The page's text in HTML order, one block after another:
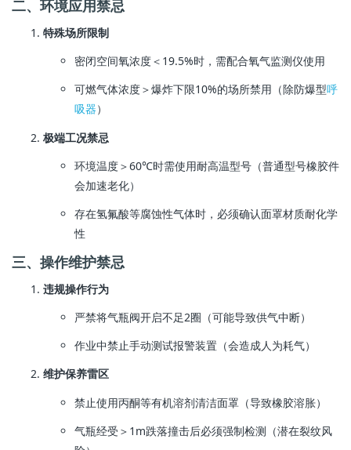
二、环境应用禁忌
特殊场所限制
密闭空间氧浓度＜19.5%时，需配合氧气监测仪使用
可燃气体浓度＞爆炸下限10%的场所禁用（除防爆型呼
吸器）
极端工况禁忌
环境温度＞60℃时需使用耐高温型号（普通型号橡胶件
会加速老化）
存在氢氟酸等腐蚀性气体时，必须确认面罩材质耐化学
性
三、操作维护禁忌
违规操作行为
严禁将气瓶阀开启不足2圈（可能导致供气中断）
作业中禁止手动测试报警装置（会造成人为耗气）
维护保养雷区
禁止使用丙酮等有机溶剂清洁面罩（导致橡胶溶胀）
气瓶经受＞1m跌落撞击后必须强制检测（潜在裂纹风